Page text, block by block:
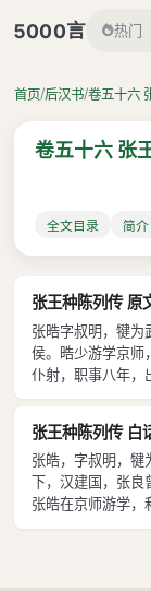
5000言 热门
首页/后汉书/卷五十六
卷五十六 张
全文目录 简介
张王种陈列传 原
张晧字叔明，犍为
侯。晧少游学京师
仆射，职事八年，
年，征拜廷尉。晧
焉、太仆来历廷争
张王种陈列传 白
张皓，字叔明，犍
下，汉建国，张良
张皓在京师游学，
将军邓骘幕府征召